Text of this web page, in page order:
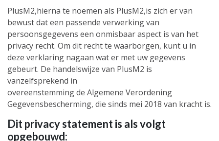
PlusM2,hierna te noemen als PlusM2,is zich er van
bewust dat een passende verwerking van
persoonsgegevens een onmisbaar aspect is van het
privacy recht. Om dit recht te waarborgen, kunt u in
deze verklaring nagaan wat er met uw gegevens
gebeurt. De handelswijze van PlusM2 is
vanzelfsprekend in
overeenstemming de Algemene Verordening
Gegevensbescherming, die sinds mei 2018 van kracht is.
Dit privacy statement is als volgt
opgebouwd: